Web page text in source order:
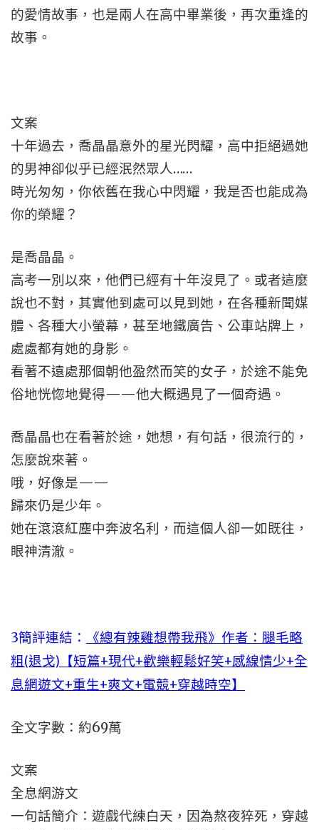
的愛情故事，也是兩人在高中畢業後，再次重逢的
故事。
文案
十年過去，喬晶晶意外的星光閃耀，高中拒絕過她
的男神卻似乎已經泯然眾人……
時光匆匆，你依舊在我心中閃耀，我是否也能成為
你的榮耀？
是喬晶晶。
高考一別以來，他們已經有十年沒見了。或者這麼
說也不對，其實他到處可以見到她，在各種新聞媒
體、各種大小螢幕，甚至地鐵廣告、公車站牌上，
處處都有她的身影。
看著不遠處那個朝他盈然而笑的女子，於途不能免
俗地恍惚地覺得——他大概遇見了一個奇遇。
喬晶晶也在看著於途，她想，有句話，很流行的，
怎麼說來著。
哦，好像是——
歸來仍是少年。
她在滾滾紅塵中奔波名利，而這個人卻一如既往，
眼神清澈。
3簡評連結：
《總有辣雞想帶我飛》作者：腿毛略
粗(退戈)【短篇+現代+歡樂輕鬆好笑+感線情少+全
息網遊文+重生+爽文+電競+穿越時空】
全文字數：約69萬
文案
全息網游文
一句話簡介：遊戲代練白天，因為熬夜猝死，穿越